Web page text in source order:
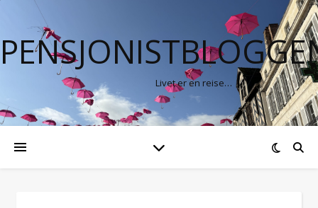
Livet er en reise…